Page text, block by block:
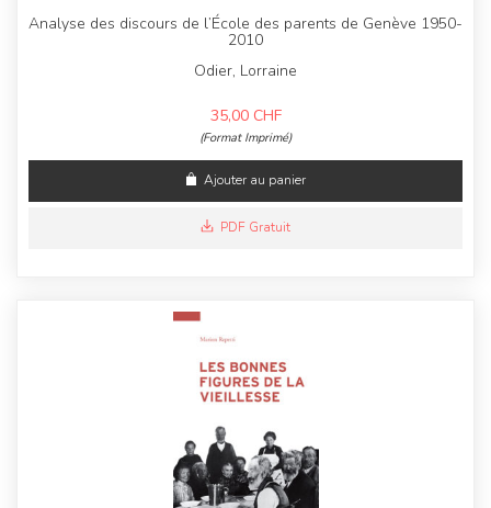
Analyse des discours de l’École des parents de Genève 1950-
2010
Odier, Lorraine
35,00 CHF
(Format Imprimé)
Ajouter au panier
PDF Gratuit